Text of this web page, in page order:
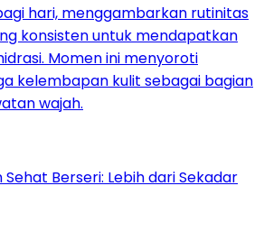
Sehat Berseri: Lebih dari Sekadar